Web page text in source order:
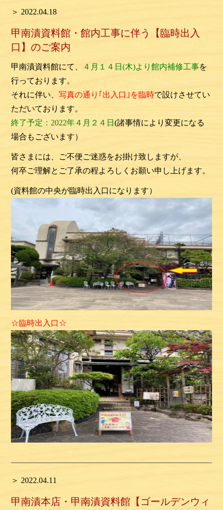
＞ 2022.04.18
甲南漬資料館・館内工事に伴う【臨時出入
口】のご案内
甲南漬資料館にて、 ４月１４日(木)より館内補修工事を
行っております。
それに伴い、写真の通り｢出入口｣を臨時で設けさせてい
ただいております。
終了予定：2022年４月２４日(諸事情により変更になる
場合もございます）
皆さまには、ご不便ご迷惑をお掛け致しますが、
何卒ご理解とご了承の程よろしくお願い申し上げます。
(資料館の中央が臨時出入口になります）
☆臨時出入口☆
＞ 2022.04.11
甲南漬本店・甲南漬資料館【ゴールデンウィ